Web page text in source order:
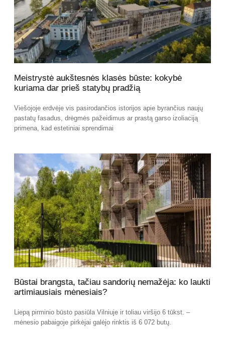
Meistrystė aukštesnės klasės būste: kokybė
kuriama dar prieš statybų pradžią
Viešojoje erdvėje vis pasirodančios istorijos apie byrančius naujų
pastatų fasadus, drėgmės pažeidimus ar prastą garso izoliaciją
primena, kad estetiniai sprendimai
Būstai brangsta, tačiau sandorių nemažėja: ko laukti
artimiausiais mėnesiais?
Liepą pirminio būsto pasiūla Vilniuje ir toliau viršijo 6 tūkst. –
mėnesio pabaigoje pirkėjai galėjo rinktis iš 6 072 butų.